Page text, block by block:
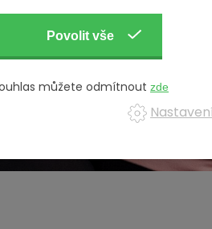
můžete odmítnout